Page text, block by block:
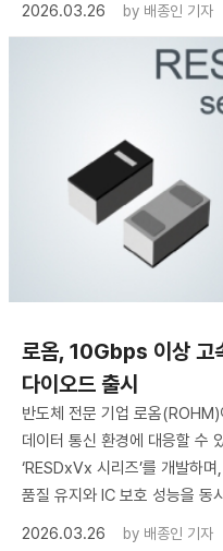
2026.03.26
by 배종인 기자
로옴, 10Gbps 이상 고
다이오드 출시
반도체 전문 기업 로옴
데이터 통신 환경에 대응할 수
‘RESDxVx 시리즈’를 개발하
품질 유지와 IC 보호 성능을 동
2026.03.26
by 배종인 기자